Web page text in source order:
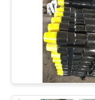
NIEUWS
GEVALLEN